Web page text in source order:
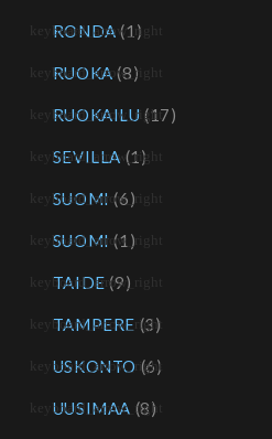
RONDA (1)
RUOKA (8)
RUOKAILU (17)
SEVILLA (1)
SUOMI (6)
SUOMI (1)
TAIDE (9)
TAMPERE (3)
USKONTO (6)
UUSIMAA (8)